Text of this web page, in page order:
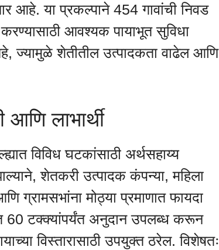
आहे. या प्रकल्पाने 454 गावांची निवड
आवश्यक पायाभूत सुविधा
ज्यामुळे शेतीतील उत्पादकता वाढेल आणि
आणि लाभार्थी
विविध घटकांसाठी अर्थसहाय्य
शेतकरी उत्पादक कंपन्या, महिला
ग्रामसभांना मोठ्या प्रमाणात फायदा
60 टक्क्यांपर्यंत अनुदान उपलब्ध करून
विस्तारासाठी उपयुक्त ठरेल. विशेषतः